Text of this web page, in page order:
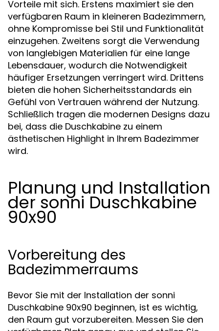
Vorteile mit sich. Erstens maximiert sie den
verfügbaren Raum in kleineren Badezimmern,
ohne Kompromisse bei Stil und Funktionalität
einzugehen. Zweitens sorgt die Verwendung
von langlebigen Materialien für eine lange
Lebensdauer, wodurch die Notwendigkeit
häufiger Ersetzungen verringert wird. Drittens
bieten die hohen Sicherheitsstandards ein
Gefühl von Vertrauen während der Nutzung.
Schließlich tragen die modernen Designs dazu
bei, dass die Duschkabine zu einem
ästhetischen Highlight in Ihrem Badezimmer
wird.
Planung und Installation
der sonni Duschkabine
90x90
Vorbereitung des
Badezimmerraums
Bevor Sie mit der Installation der sonni
Duschkabine 90x90 beginnen, ist es wichtig,
den Raum gut vorzubereiten. Messen Sie den